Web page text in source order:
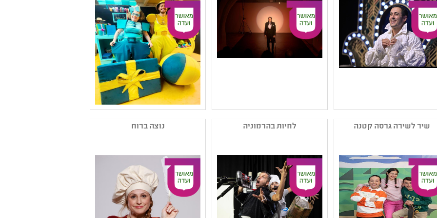
קהל יעד: גן - ב
נושאים: מקומות שמורים
,סבלנות וסובלנות ,שילוב
וצרכים מיוחדים ,תהליכי
יצירה
קהל יעד: גן - ג
נושאים: סבלנות וסובלנות
,שילוב וצרכים מיוחדים
,מקומות שמורים
,שילוב וצרכים מיוחדים
,מקומות שמורים
קטגוריה: מחזאות ישראלית
,תיאטרון נוער ,הצגת יחיד
אישיות ,סבלנות וסובלנות
,היצע תרבות חרדית -
תלמידים ,שילוב וצרכים
מיוחדים
קטגוריה: הצגת יחיד
,מחזאות ישראלית
,תקומה ,שילוב וצרכים
מיוחדים ,סבלנות וסובלנות
ליוצרים בנמל יפו
קטגוריה: תיאטרון ילדים
,יחסים ,סבלנות וסובלנות
שיר לשירה גרסה קטנה לחיות בהרמוניה נוצה ברוח